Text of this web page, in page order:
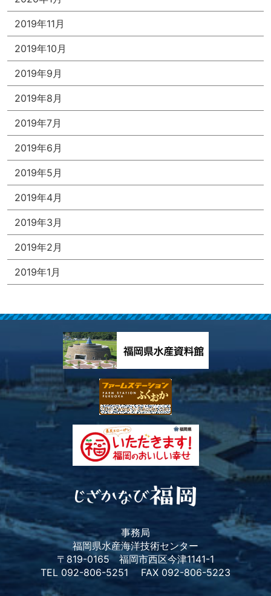
2019年11月
2019年10月
2019年9月
2019年8月
2019年7月
2019年6月
2019年5月
2019年4月
2019年3月
2019年2月
2019年1月
事務局
福岡県水産海洋技術センター
〒819-0165 福岡市西区今津1141-1
TEL 092-806-5251 FAX 092-806-5223